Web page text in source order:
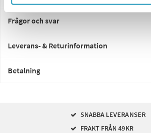
Frågor och svar
Leverans- & Returinformation
Betalning
SNABBA LEVERANSER
FRAKT FRÅN 49KR